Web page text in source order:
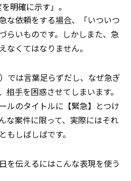
明確に示す」。
な依頼をする場合、「いついつ
らいものです。しかしまた、急
なくてはなりません。
では言葉足らずだし、なぜ急ぎ
相手を困惑させてしまいます。
ルのタイトルに【緊急】とつけ
な案件に限って、実際にはそれ
もしばしばです。
を伝えるにはこんな表現を使う